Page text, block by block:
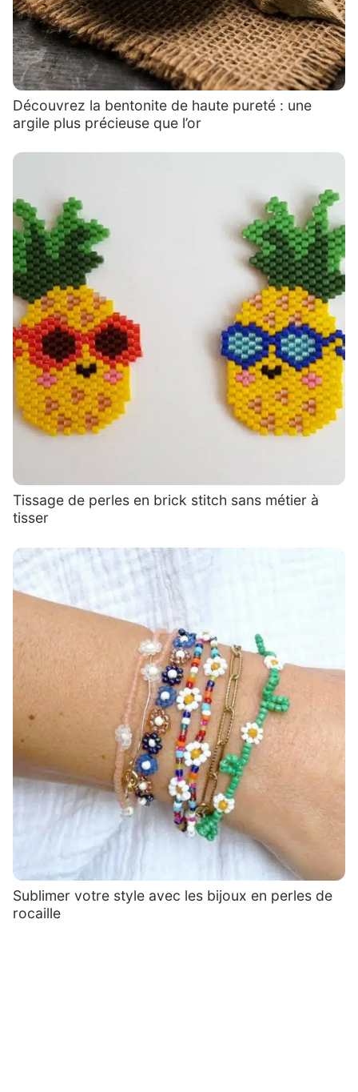
Découvrez la bentonite de haute pureté : une
argile plus précieuse que l’or
Tissage de perles en brick stitch sans métier à
tisser
Sublimer votre style avec les bijoux en perles de
rocaille